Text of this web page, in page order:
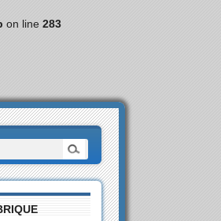
on line 283